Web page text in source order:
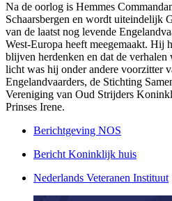
Na de oorlog is Hemmes
Schaarsbergen en wordt uiteindelijk
van de laatst nog levende
West-Europa heeft meegemaakt. Hij
blijven herdenken en dat de
licht was hij onder andere voorzitter
Engelandvaarders, de Stichting
Vereniging van Oud Strijders
Prinses Irene.
Berichtgeving NOS
Bericht Koninklijk huis
Nederlands Veteranen Instituut